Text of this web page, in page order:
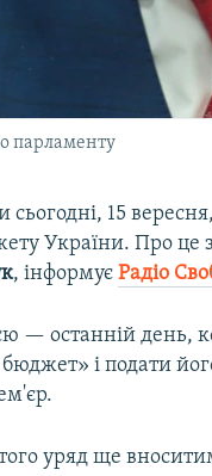
парламенту
сьогодні, 15
України. Про це
, інформуєРадіо
— останній день,
і подати
уряд ще